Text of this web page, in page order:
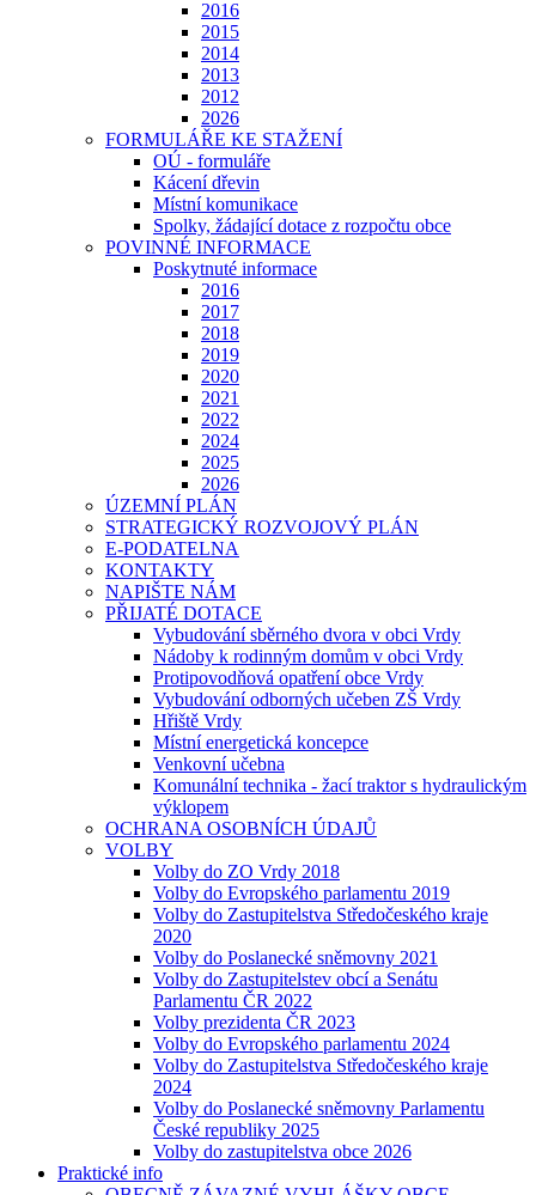
2016
2015
2014
2013
2012
2026
FORMULÁŘE KE STAŽENÍ
OÚ - formuláře
Kácení dřevin
Místní komunikace
Spolky, žádající dotace z rozpočtu obce
POVINNÉ INFORMACE
Poskytnuté informace
2016
2017
2018
2019
2020
2021
2022
2024
2025
2026
ÚZEMNÍ PLÁN
STRATEGICKÝ ROZVOJOVÝ PLÁN
E-PODATELNA
KONTAKTY
NAPIŠTE NÁM
PŘIJATÉ DOTACE
Vybudování sběrného dvora v obci Vrdy
Nádoby k rodinným domům v obci Vrdy
Protipovodňová opatření obce Vrdy
Vybudování odborných učeben ZŠ Vrdy
Hřiště Vrdy
Místní energetická koncepce
Venkovní učebna
Komunální technika - žací traktor s hydraulickým
výklopem
OCHRANA OSOBNÍCH ÚDAJŮ
VOLBY
Volby do ZO Vrdy 2018
Volby do Evropského parlamentu 2019
Volby do Zastupitelstva Středočeského kraje
2020
Volby do Poslanecké sněmovny 2021
Volby do Zastupitelstev obcí a Senátu
Parlamentu ČR 2022
Volby prezidenta ČR 2023
Volby do Evropského parlamentu 2024
Volby do Zastupitelstva Středočeského kraje
2024
Volby do Poslanecké sněmovny Parlamentu
České republiky 2025
Volby do zastupitelstva obce 2026
Praktické info